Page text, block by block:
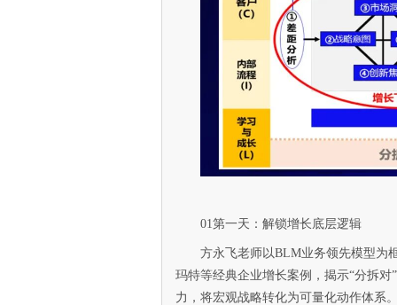
01第一天：解锁增长底层逻辑
方永飞老师以BLM业务领先模型为
玛特等经典企业增长案例，揭示“分拆
力，将宏观战略转化为可量化动作体系